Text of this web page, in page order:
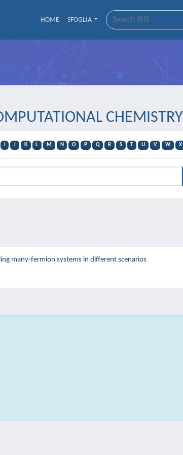
HOME SFOGLIA
CHEMISTRY
J K L M N O P Q R S T U V W X
many-fermion systems in different scenarios